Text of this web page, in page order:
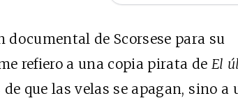
documental de Scorsese para su
refiero a una copia pirata de El
que las velas se apagan, sino a